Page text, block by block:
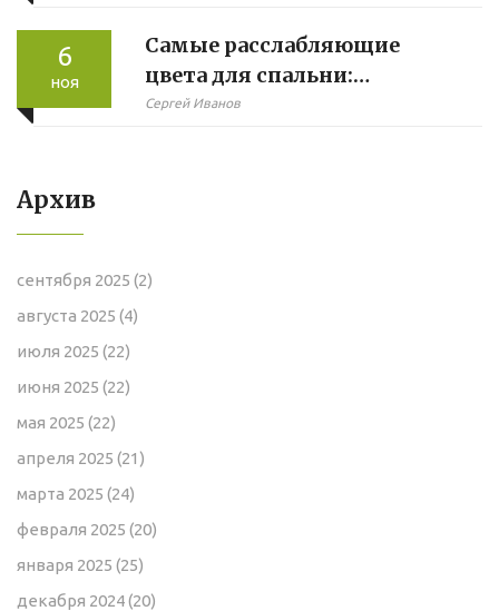
6
ноя
Самые расслабляющие
цвета для спальни:
эффективные решения
Сергей Иванов
Архив
сентября 2025 (2)
августа 2025 (4)
июля 2025 (22)
июня 2025 (22)
мая 2025 (22)
апреля 2025 (21)
марта 2025 (24)
февраля 2025 (20)
января 2025 (25)
декабря 2024(20)